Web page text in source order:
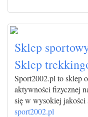
Sklep
Sklep
Sport2002.pl to sklep
aktywności fizycznej
się w wysokiej jakości
sport2002.pl